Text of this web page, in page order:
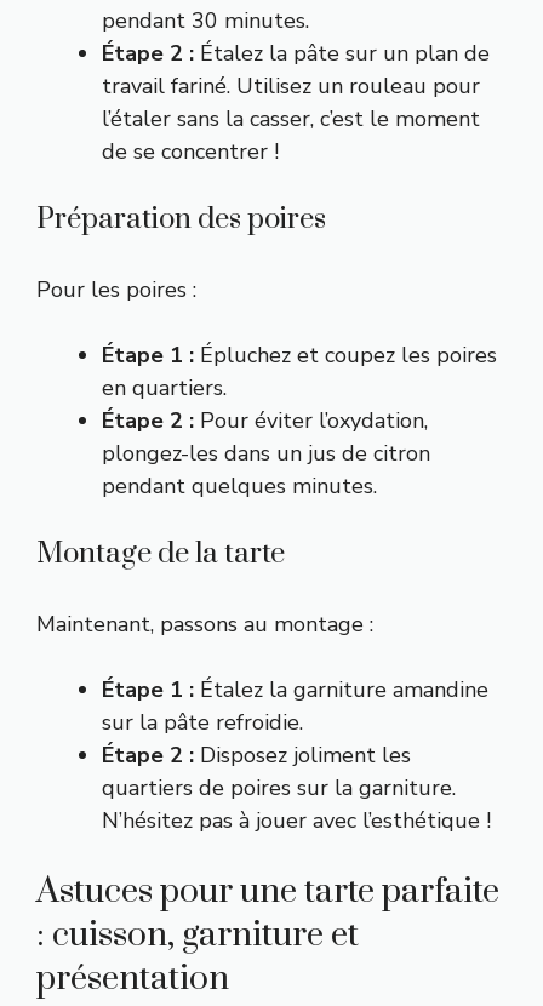
pendant 30 minutes.
Étape 2 : Étalez la pâte sur un plan de
travail fariné. Utilisez un rouleau pour
l’étaler sans la casser, c’est le moment
de se concentrer !
Préparation des poires
Pour les poires :
Étape 1 : Épluchez et coupez les poires
en quartiers.
Étape 2 : Pour éviter l’oxydation,
plongez-les dans un jus de citron
pendant quelques minutes.
Montage de la tarte
Maintenant, passons au montage :
Étape 1 : Étalez la garniture amandine
sur la pâte refroidie.
Étape 2 : Disposez joliment les
quartiers de poires sur la garniture.
N’hésitez pas à jouer avec l’esthétique !
Astuces pour une tarte parfaite
: cuisson, garniture et
présentation